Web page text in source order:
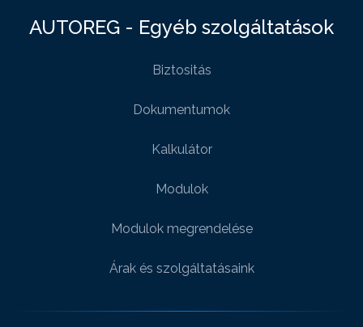
AUTOREG - Egyéb szolgáltatások
Biztositás
Dokumentumok
Kalkulátor
Modulok
Modulok megrendelése
Árak és szolgáltatásaink